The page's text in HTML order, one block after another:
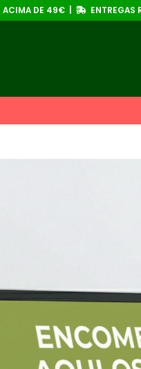
ACIMA DE 49€ | ENTREGAS